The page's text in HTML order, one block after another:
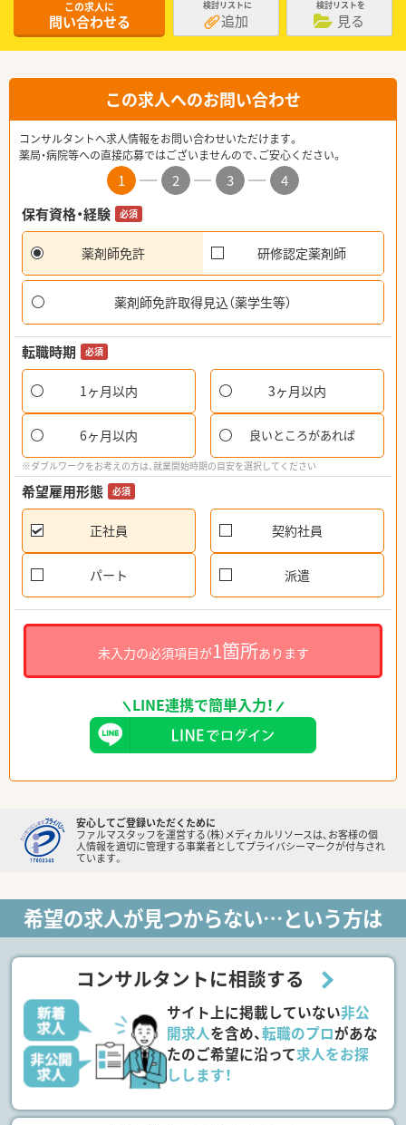
この求人に
問い合わせる
検討リストに
追加
検討リストを
見る
この求人へのお問い合わせ
コンサルタントへ求人情報をお問い合わせいただけます。
薬局・病院等への直接応募ではございませんので、ご安心ください。
1 2 3
4
保有資格・経験
必須
薬剤師免許 研修認定薬剤師
薬剤師免許取得見込（薬学生等）
転職時期 必須
1ヶ月以内 3ヶ月以内
6ヶ月以内 良いところがあれば
※ダブルワークをお考えの方は、就業開始時期の目安を選択してください
希望雇用形態 必須
正社員 契約社員
パート 派遣
未入力の必須項目が1箇所あります
LINE連携で簡単入力！
安心してご登録いただくために
ファルマスタッフを運営する（株）メディカルリソースは、お客様の個
人情報を適切に管理する事業者としてプライバシーマークが付与され
ています。
希望の求人が見つからない…という方は
コンサルタントに相談する
サイト上に掲載していない非公
開求人を含め、転職のプロがあな
たのご希望に沿って求人をお探
しします！